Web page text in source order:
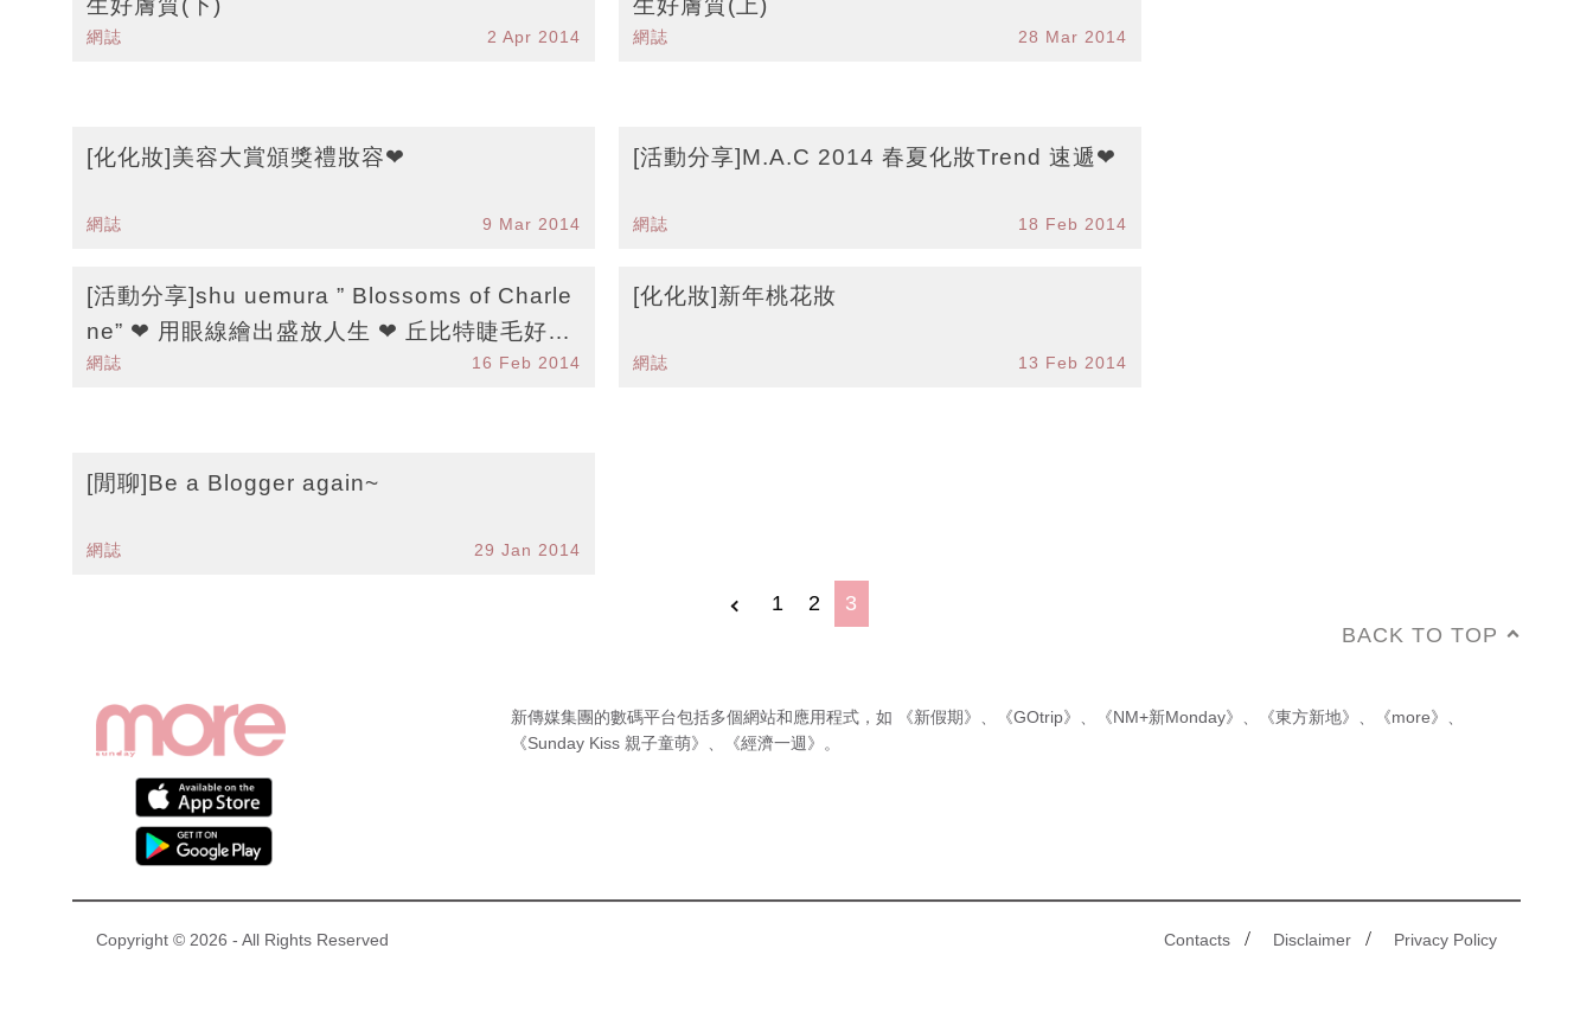
生好膚質(下)
網誌 2 Apr 2014
生好膚質(上)
網誌 28 Mar 2014
[化化妝]美容大賞頒獎禮妝容❤
網誌 9 Mar 2014
[活動分享]M.A.C 2014 春夏化妝Trend 速遞❤
網誌 18 Feb 2014
[活動分享]shu uemura ” Blossoms of Charle
ne” ❤ 用眼線繪出盛放人生 ❤ 丘比特睫毛好輕
好靚
網誌 16 Feb 2014
[化化妝]新年桃花妝
網誌 13 Feb 2014
[閒聊]Be a Blogger again~
網誌 29 Jan 2014
1 2
3
BACK TO TOP
新傳媒集團的數碼平台包括多個網站和應用程式，如 《新假期》 《GOtrip》 《NM+新Monday》 《東方新地》 《more》
《Sunday Kiss 親子童萌》
《經濟一週》 。
Contacts / Disclaimer / Privacy Policy
Copyright © 2026 - All Rights Reserved